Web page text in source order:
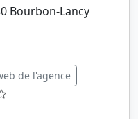
Bourbon-Lancy
de l'agence